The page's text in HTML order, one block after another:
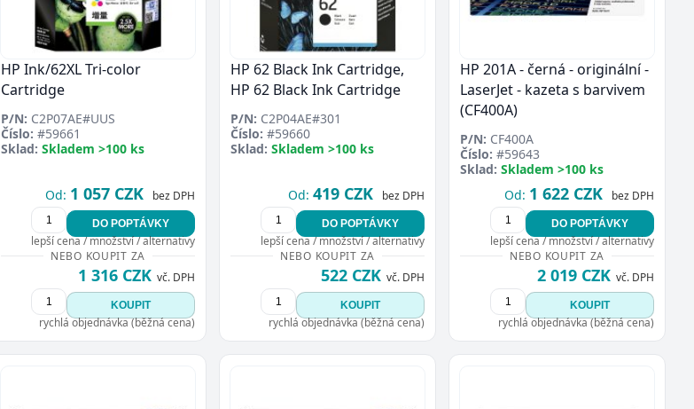
Přejít do poptávky
HP Ink/62XL Tri-color
Cartridge
P/N: C2P07AE#UUS
Číslo: #59661
Sklad: Skladem >100 ks
Od: 1 057 CZK bez DPH
DO POPTÁVKY
lepší cena / množství / alternativy
NEBO KOUPIT ZA
1 316 CZK vč. DPH
KOUPIT
rychlá objednávka (běžná cena)
HP 62 Black Ink Cartridge,
HP 62 Black Ink Cartridge
P/N: C2P04AE#301
Číslo: #59660
Sklad: Skladem >100 ks
Od: 419 CZK bez DPH
DO POPTÁVKY
lepší cena / množství / alternativy
NEBO KOUPIT ZA
522 CZK vč. DPH
KOUPIT
rychlá objednávka (běžná cena)
HP 201A - černá - originální -
LaserJet - kazeta s barvivem
(CF400A)
P/N: CF400A
Číslo: #59643
Sklad: Skladem >100 ks
Od: 1 622 CZK bez DPH
DO POPTÁVKY
lepší cena / množství / alternativy
NEBO KOUPIT ZA
2 019 CZK vč. DPH
KOUPIT
rychlá objednávka (běžná cena)